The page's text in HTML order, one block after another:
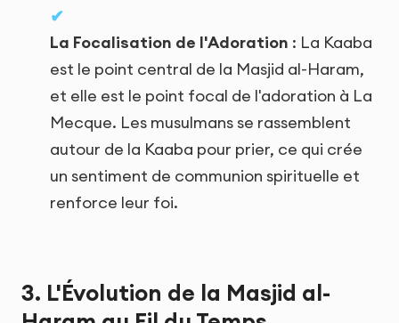
La Focalisation de l'Adoration : La Kaaba
est le point central de la Masjid al-Haram,
et elle est le point focal de l'adoration à La
Mecque. Les musulmans se rassemblent
autour de la Kaaba pour prier, ce qui crée
un sentiment de communion spirituelle et
renforce leur foi.
3. L'Évolution de la Masjid al-